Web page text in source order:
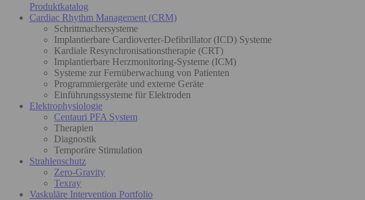
Produktkatalog
Cardiac Rhythm Management (CRM)
Schrittmachersysteme
Implantierbare Cardioverter-Defibrillator (ICD) Systeme
Kardiale Resynchronisationstherapie (CRT)
Implantierbare Herzmonitoring-Systeme (ICM)
Systeme zur Fernüberwachung von Patienten
Programmiergeräte und externe Geräte
Einführungssysteme für Elektroden
Elektrophysiologie
Centauri PFA System
Therapien
Diagnostik
Temporäre Stimulation
Strahlenschutz
Zero-Gravity
Texray
Vaskuläre Intervention Portfolio